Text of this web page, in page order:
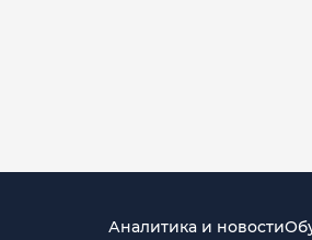
Аналитика и новости